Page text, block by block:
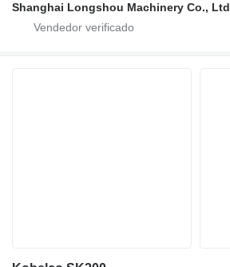
Shanghai Longshou Machinery Co., Ltd